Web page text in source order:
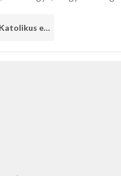
Római Katolikus egyház